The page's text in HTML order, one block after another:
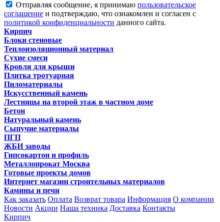
Отправляя сообщение, я принимаю пользовательское
соглашение и подтверждаю, что ознакомлен и согласен с
политикой конфиденциальности данного сайта.
Кирпич
Блоки стеновые
Теплоизоляционный материал
Сухие смеси
Кровля для крыши
Плитка тротуарная
Пиломатериалы
Искусственный камень
Лестницы на второй этаж в частном доме
Бетон
Натуральный камень
Сыпучие материалы
ПГП
ЖБИ заводы
Гипсокартон и профиль
Металлопрокат Москва
Готовые проекты домов
Интернет магазин строительных материалов
Камины и печи
Как заказать Оплата Возврат товара Информация О компании
Новости Акции Наша техника Доставка Контакты
Кирпич